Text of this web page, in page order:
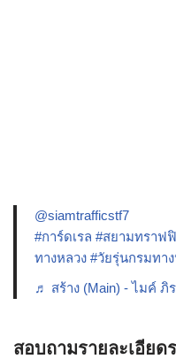
@siamtrafficstf7
#การ์ดเรล #สยามทราฟ
ทางหลวง #วัยรุ่นกรมทา
♬ สร้าง (Main) - ไมค์ ภิ
สอบถามรายละเอียด